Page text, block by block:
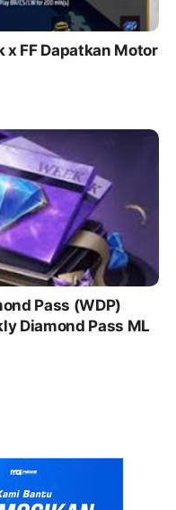
x FF Dapatkan Motor
Pass (WDP)
Diamond Pass ML